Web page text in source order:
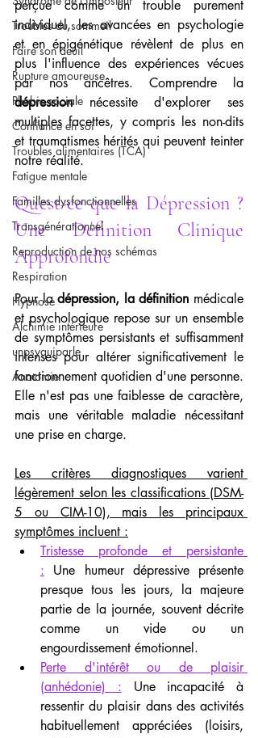
Troubles du sommeil
Faire son deuil
Rupture amoureuse
Phobie sociale
Confiance en soi
Troubles alimentaires (TCA)
Fatigue mentale
Familles dysfonctionnelles
Transgénérationnel
Reproduction de nos schémas
Respiration
Hypnose
Alchimie intérieure
unpsyquiparle
Anatomie
perçue comme un trouble purement
individuel, les avancées en psychologie
et en épigénétique révèlent de plus en
plus l'influence des expériences vécues
dépression nécessite d'explorer ses
multiples facettes, y compris les non-dits
et traumatismes hérités qui peuvent teinter
notre réalité.
Qu'est-ce que la Dépression ?
Une Définition Clinique
Approfondie
Pour la dépression, la définition médicale
et psychologique repose sur un ensemble
de symptômes persistants et suffisamment
intenses pour altérer significativement le
fonctionnement quotidien d'une personne.
Elle n'est pas une faiblesse de caractère,
mais une véritable maladie nécessitant
une prise en charge.
Les critères diagnostiques varient
légèrement selon les classifications (DSM-
5 ou CIM-10), mais les principaux
symptômes incluent :
Tristesse profonde et persistante
: Une humeur dépressive présente
presque tous les jours, la majeure
partie de la journée, souvent décrite
comme un vide ou un
engourdissement émotionnel.
Perte d'intérêt ou de plaisir
(anhédonie) : Une incapacité à
ressentir du plaisir dans des activités
habituellement appréciées (loisirs,